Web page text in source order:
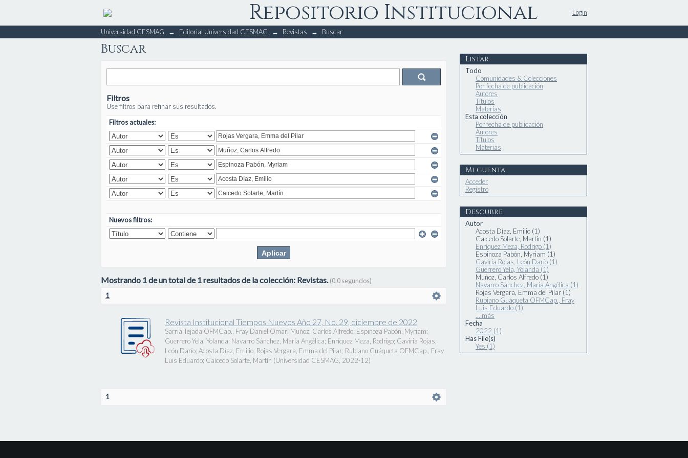
Repositorio Institucional
Buscar
Login
Universidad CESMAG → Editorial Universidad CESMAG → Revistas → Buscar
Buscar
Filtros
Use filtros para refinar sus resultados.
Filtros actuales:
Nuevos filtros:
Mostrando 1 de un total de 1 resultados de la colección: Revistas.(0.0 segundos)
1
Revista Institucional Tiempos Nuevos Año 27, No. 29, diciembre de 2022
Sarria Tejada OFMCap., Fray Daniel Omar; Muñoz, Carlos Alfredo; Espinoza Pabón, Myriam;
Guerrero Yela, Yolanda; Navarro Sánchez, María Angélica; Enríquez Meza, Rodrigo; Gaviria Rojas,
León Darío; Acosta Díaz, Emilio; Rojas Vergara, Emma del Pilar; Rubiano Guáqueta OFMCap., Fray
Luis Eduardo; Caicedo Solarte, Martín (Universidad CESMAG 2022-12)
1
Listar
Todo
Comunidades & Colecciones
Por fecha de publicación
Autores
Títulos
Materias
Esta colección
Por fecha de publicación
Autores
Títulos
Materias
Mi cuenta
Acceder
Registro
Descubre
Autor
Acosta Díaz, Emilio (1)
Caicedo Solarte, Martín (1)
Enríquez Meza, Rodrigo (1)
Espinoza Pabón, Myriam (1)
Gaviria Rojas, León Darío (1)
Guerrero Yela, Yolanda (1)
Muñoz, Carlos Alfredo (1)
Navarro Sánchez, María Angélica (1)
Rojas Vergara, Emma del Pilar (1)
Rubiano Guáqueta OFMCap., Fray
Luis Eduardo (1)
... más
Fecha
2022 (1)
Has File(s)
Yes (1)